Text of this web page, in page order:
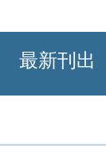
最新刊出